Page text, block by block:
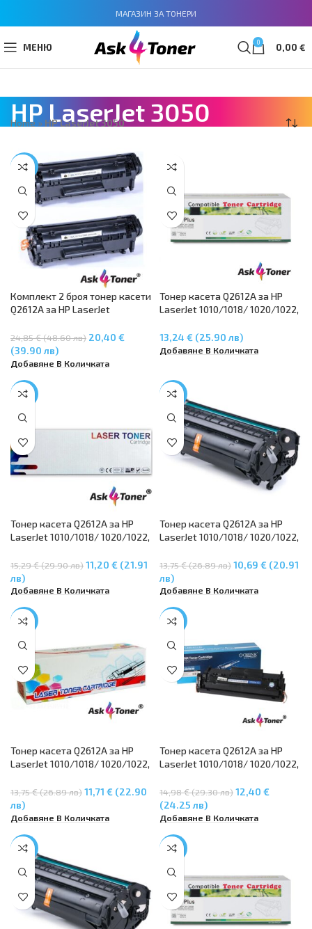
МАГАЗИН ЗА ТОНЕРИ
МЕНЮ 0 0,00 €
HP LaserJet 3050
Home » HP LaserJet 3050
-18%
Комплект 2 броя тонер касети
Q2612A за HP LaserJet
3015/ 3020/3050, LaserJet
M1005/ M1319f MFP
24,85 € (48.60 лв) 20,40 €
(39.90 лв)
Добавяне В Количката
Тонер касета Q2612A за HP
LaserJet 1010/1018/ 1020/1022,
LaserJet M1005/ M1319f MFP
13,24 € (25.90 лв)
Добавяне В Количката
-27%
Тонер касета Q2612A за HP
LaserJet 1010/1018/ 1020/1022,
LaserJet M1005/ M1319f MFP
15,29 € (29.90 лв)11,20 € (21.91
лв)
Добавяне В Количката
-22%
Тонер касета Q2612A за HP
LaserJet 1010/1018/ 1020/1022,
LaserJet M1005/ M1319f MFP
13,75 € (26.89 лв)10,69 € (20.91
лв)
Добавяне В Количката
-15%
Тонер касета Q2612A за HP
LaserJet 1010/1018/ 1020/1022,
LaserJet M1005/ M1319f MFP
13,75 € (26.89 лв)11,71 € (22.90
лв)
Добавяне В Количката
-17%
Тонер касета Q2612A за HP
LaserJet 1010/1018/ 1020/1022,
LaserJet M1005/ M1319f MFP
14,98 € (29.30 лв)12,40 €
(24.25 лв)
Добавяне В Количката
-45% -14%